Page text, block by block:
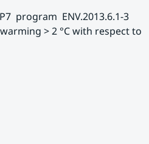
program  ENV.2013.6.1-3
> 2 °C with respect to